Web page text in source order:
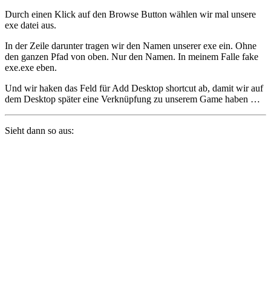
Durch einen Klick auf den Browse Button wählen wir mal unsere
exe datei aus.
In der Zeile darunter tragen wir den Namen unserer exe ein. Ohne
den ganzen Pfad von oben. Nur den Namen. In meinem Falle fake
exe.exe eben.
Und wir haken das Feld für Add Desktop shortcut ab, damit wir auf
dem Desktop später eine Verknüpfung zu unserem Game haben …
Sieht dann so aus: